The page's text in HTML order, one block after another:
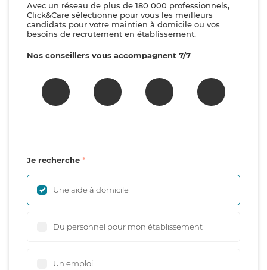
Avec un réseau de plus de 180 000 professionnels,
Click&Care sélectionne pour vous les meilleurs
candidats pour votre maintien à domicile ou vos
besoins de recrutement en établissement.
Nos conseillers vous accompagnent 7/7
Je recherche
Une aide à domicile
Du personnel pour mon établissement
Un emploi